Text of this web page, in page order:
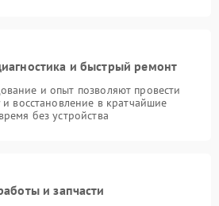
и быстрый ремонт
и опыт позволяют провести
и восстановление в кратчайшие
без устройства
и запчасти